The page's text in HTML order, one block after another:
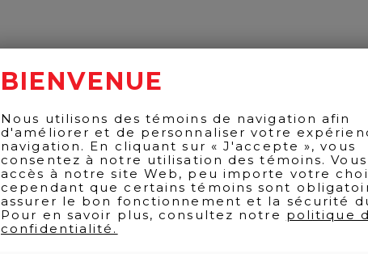
BIENVENUE
Nous utilisons des témoins de navigation afin
d'améliorer et de personnaliser votre
navigation. En cliquant sur « J'accepte », vous
consentez à notre utilisation des témoins.
accès à notre site Web, peu importe votre
cependant que certains témoins sont
assurer le bon fonctionnement et la sécurité
Pour en savoir plus, consultez notre politique
confidentialité.